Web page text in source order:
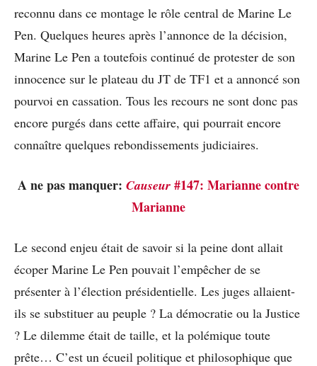
reconnu dans ce montage le rôle central de Marine Le
Pen. Quelques heures après l’annonce de la décision,
Marine Le Pen a toutefois continué de protester de son
innocence sur le plateau du JT de TF1 et a annoncé son
pourvoi en cassation. Tous les recours ne sont donc pas
encore purgés dans cette affaire, qui pourrait encore
connaître quelques rebondissements judiciaires.
A ne pas manquer: Causeur #147: Marianne contre
Marianne
Le second enjeu était de savoir si la peine dont allait
écoper Marine Le Pen pouvait l’empêcher de se
présenter à l’élection présidentielle. Les juges allaient-
ils se substituer au peuple ? La démocratie ou la Justice
? Le dilemme était de taille, et la polémique toute
prête… C’est un écueil politique et philosophique que